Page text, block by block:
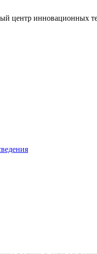
центр инновационных